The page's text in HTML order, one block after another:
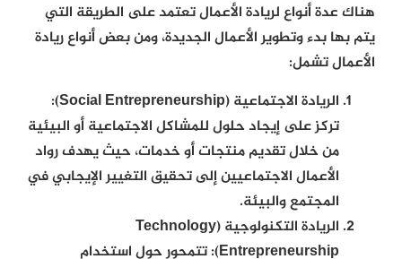
هناك عدة أنواع لريادة الأعمال تعتمد على الطريقة التي
يتم بها بدء وتطوير الأعمال الجديدة، ومن بعض أنواع ريادة
الأعمال تشمل:
الريادة الاجتماعية (Social Entrepreneurship):
تركز على إيجاد حلول للمشاكل الاجتماعية أو البيئية
من خلال تقديم منتجات أو خدمات، حيث يهدف رواد
الأعمال الاجتماعيين إلى تحقيق التغيير الإيجابي في
المجتمع والبيئة.
الريادة التكنولوجية (Technology
Entrepreneurship): تتمحور حول استخدام